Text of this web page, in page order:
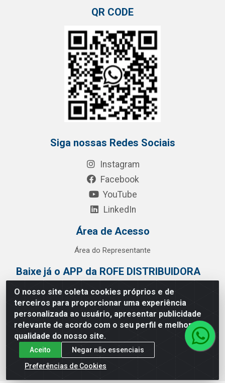
O nosso site coleta cookies próprios e de
terceiros para proporcionar uma experiência
personalizada ao usuário, apresentar publicidade
relevante de acordo com o seu perfil e melhorar a
qualidade do nosso site.
Aceito
Negar não essenciais
Preferências de Cookies
QR CODE
Siga nossas Redes Sociais
Instagram
Facebook
YouTube
LinkedIn
Área de Acesso
Área do Representante
Baixe já o APP da ROFE DISTRIBUIDORA